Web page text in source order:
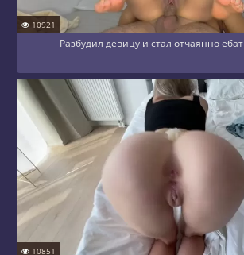
10921
Разбудил девицу и стал отчаянно
10851